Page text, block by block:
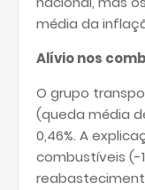
média da
Alívio nos
O grupo
(queda média
0,46%. A
combustíveis (-